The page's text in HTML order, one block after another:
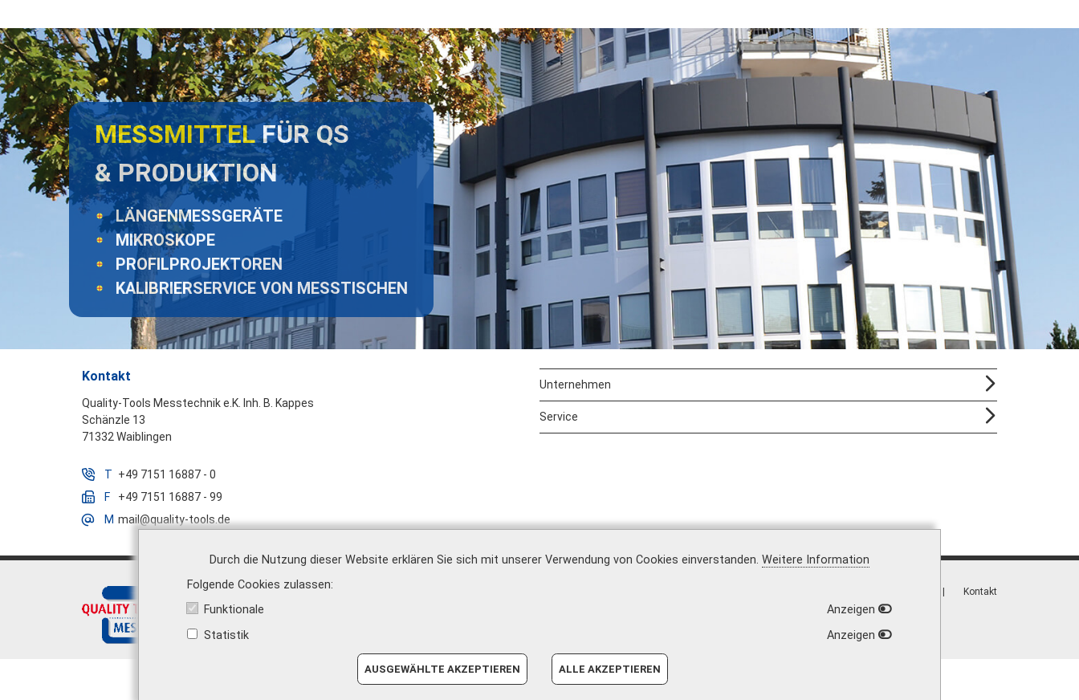
Durch die Nutzung dieser Website erklären Sie sich mit unserer Verwendung von Cookies einverstanden. Weitere Information
Folgende Cookies zulassen
Funktionale
Anzeigen
Statistik
Anzeigen
AUSGEWÄHLTE AKZEPTIEREN ALLE AKZEPTIEREN
MESSMITTELFÜR QS
& PRODUKTION
LÄNGENMESSGERÄTE
MIKROSKOPE
PROFILPROJEKTOREN
KALIBRIERSERVICE VON MESSTISCHEN
Kontakt
Quality-Tools Messtechnik e.K. Inh. B. Kappes
Schänzle 13
71332 Waiblingen
T +49 7151 16887 - 0
F
+49 7151 16887 - 99
M mail@quality-tools.de
Unternehmen
Service
Über uns Kontakt